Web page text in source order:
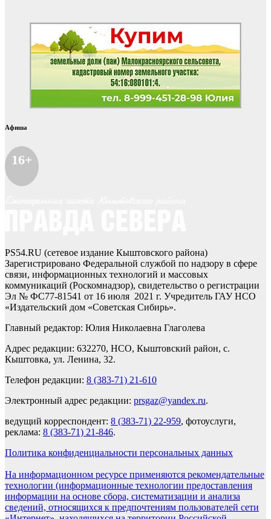
Афиша
16+
PS54.RU (сетевое издание Кыштовского района)
Зарегистрировано Федеральной службой по надзору в сфере
связи, информационных технологий и массовых
коммуникаций (Роскомнадзор), свидетельство о регистрации
Эл № ФС77-81541 от 16 июля 2021 г. Учредитель ГАУ НСО
«Издательский дом «Советская Сибирь».
Главный редактор: Юлия Николаевна Глаголева
Адрес редакции: 632270, НСО, Кыштовский район, с.
Кыштовка, ул. Ленина, 32.
Телефон редакции: 8 (383-71) 21-610
Электронный адрес редакции: prsgaz@yandex.ru.
ведущий корреспондент: 8 (383-71) 22-959, фотоуслуги,
реклама: 8 (383-71) 21-846.
Политика конфиденциальности персональных данных
На информационном ресурсе применяются рекомендательные
технологии (информационные технологии предоставления
информации на основе сбора, систематизации и анализа
сведений, относящихся к предпочтениям пользователей сети